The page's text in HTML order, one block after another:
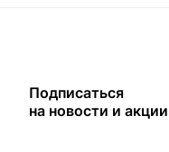
Подписаться
на новости и акции